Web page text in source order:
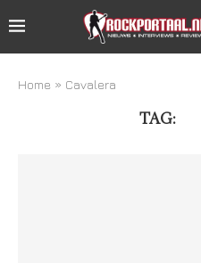
Home » Cavalera
TAG: